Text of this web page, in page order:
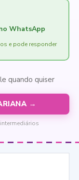
WhatsApp
e pode responder
quando quiser
→